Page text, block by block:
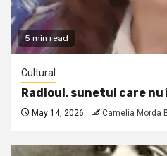
5 min read
Cultural
Radioul, sunetul care
May 14, 2026 Camelia Morda